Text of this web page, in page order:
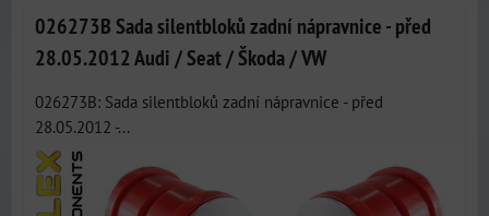
026273B Sada silentbloků zadní nápravnice - před
28.05.2012 Audi / Seat / Škoda / VW
026273B: Sada silentbloků zadní nápravnice - před
28.05.2012 -...